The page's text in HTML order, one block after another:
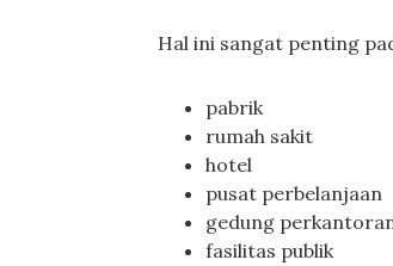
Hal ini sangat penting
pabrik
rumah sakit
hotel
pusat perbelanjaan
gedung
fasilitas publik